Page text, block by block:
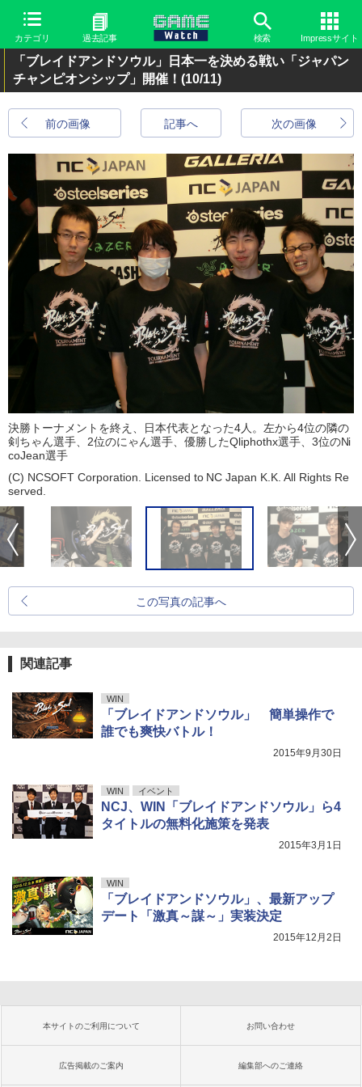
カテゴリ 過去記事 検索 Impressサイト
「ブレイドアンドソウル」日本一を決める戦い「ジャパン
チャンピオンシップ」開催！ (10/11)
前の画像 次の画像
記事へ
決勝トーナメントを終え、日本代表となった4人。左から4位の隣の
剣ちゃん選手、2位のにゃん選手、優勝したQliphothx選手、3位のNi
coJean選手
(C) NCSOFT Corporation. Licensed to NC Japan K.K. All Rights Re
served.
この写真の記事へ
関連記事
WIN
「ブレイドアンドソウル」 簡単操作で
誰でも爽快バトル！
2015年9月30日
WIN イベント
NCJ、WIN「ブレイドアンドソウル」ら4
タイトルの無料化施策を発表
2015年3月1日
WIN
「ブレイドアンドソウル」、最新アップ
デート「激真～謀～」実装決定
2015年12月2日
本サイトのご利用について お問い合わせ
広告掲載のご案内 編集部へのご連絡